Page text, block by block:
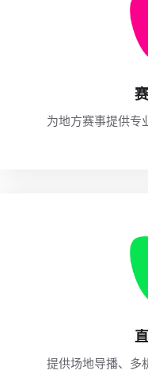
为地方赛事提供专
提供场地导播、多